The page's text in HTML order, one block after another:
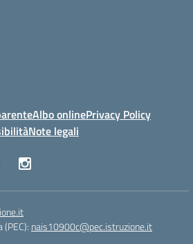
Albo onlinePrivacy Policy
Note legali
nais10900c@pec.istruzione.it